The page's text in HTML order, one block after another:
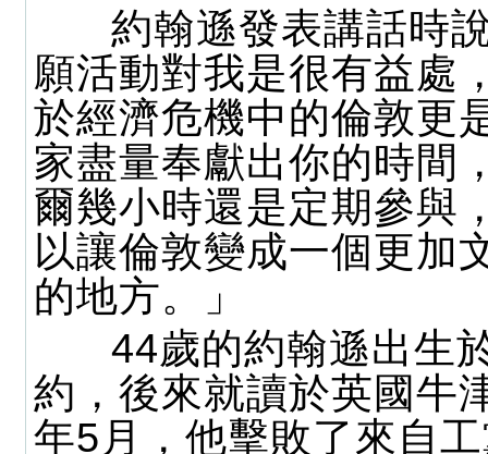
約翰遜發表講話時
願活動對我是很有益處
於經濟危機中的倫敦更
家盡量奉獻出你的時間
爾幾小時還是定期參與
以讓倫敦變成一個更加
的地方。」
44歲的約翰遜出生
約，後來就讀於英國牛
年5月，他擊敗了來自